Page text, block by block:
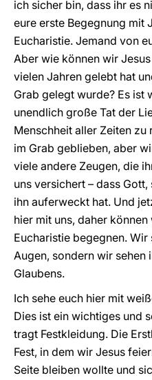
ich sicher bin, dass ihr es
eure erste Begegnung mit
Eucharistie. Jemand von
Aber wie können wir
vielen Jahren gelebt hat
Grab gelegt wurde? Es ist
unendlich große Tat der
Menschheit aller Zeiten zu
im Grab geblieben, aber
viele andere Zeugen, die
uns versichert – dass Gott,
ihn auferweckt hat. Und
hier mit uns, daher
Eucharistie begegnen.
Augen, sondern wir sehen
Glaubens.
Ich sehe euch hier mit
Dies ist ein wichtiges und
tragt Festkleidung. Die
Fest, in dem wir Jesus
Seite bleiben wollte und